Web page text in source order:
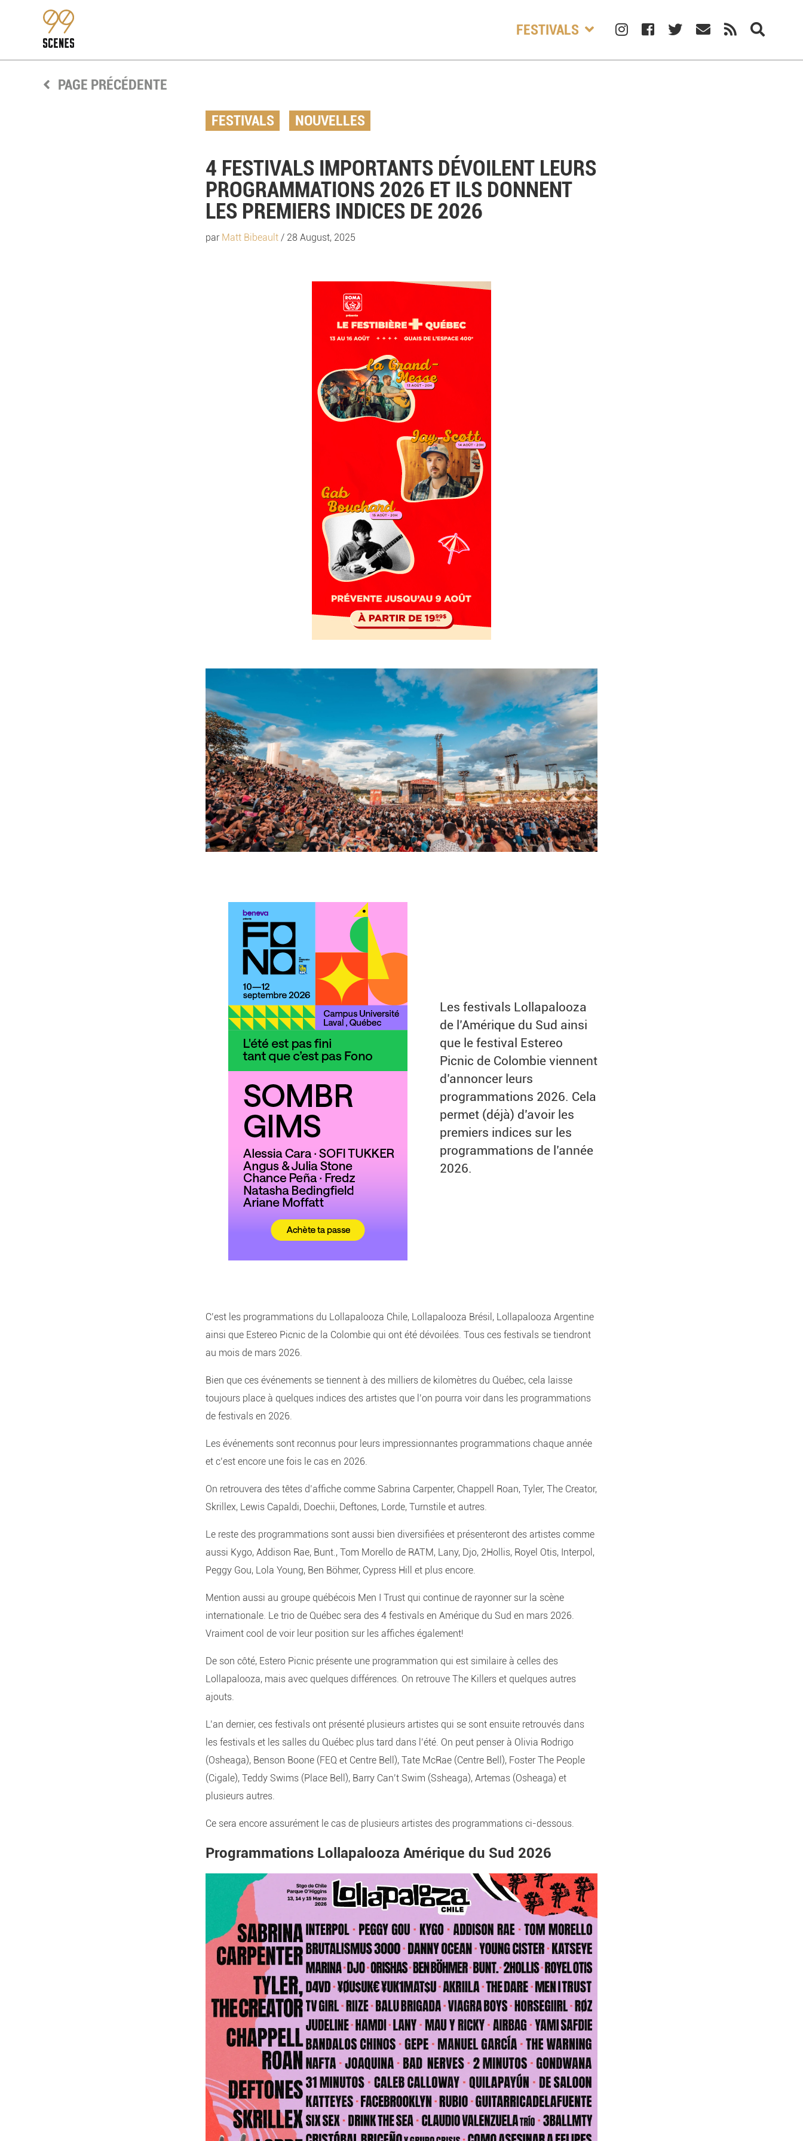
FESTIVALS
PAGE PRÉCÉDENTE
FESTIVALS NOUVELLES
4 FESTIVALS IMPORTANTS DÉVOILENT LEURS
PROGRAMMATIONS 2026 ET ILS DONNENT
LES PREMIERS INDICES DE 2026
par Matt Bibeault / 28 August, 2025
Les festivals Lollapalooza
de l’Amérique du Sud ainsi
que le festival Estereo
Picnic de Colombie viennent
d’annoncer leurs
programmations 2026. Cela
permet (déjà) d’avoir les
premiers indices sur les
programmations de l’année
2026.
C’est les programmations du Lollapalooza Chile, Lollapalooza Brésil, Lollapalooza Argentine
ainsi que Estereo Picnic de la Colombie qui ont été dévoilées. Tous ces festivals se tiendront
au mois de mars 2026.
Bien que ces événements se tiennent à des milliers de kilomètres du Québec, cela laisse
toujours place à quelques indices des artistes que l’on pourra voir dans les programmations
de festivals en 2026.
Les événements sont reconnus pour leurs impressionnantes programmations chaque année
et c’est encore une fois le cas en 2026.
On retrouvera des têtes d’affiche comme Sabrina Carpenter, Chappell Roan, Tyler, The Creator,
Skrillex, Lewis Capaldi, Doechii, Deftones, Lorde, Turnstile et autres.
Le reste des programmations sont aussi bien diversifiées et présenteront des artistes comme
aussi Kygo, Addison Rae, Bunt., Tom Morello de RATM, Lany, Djo, 2Hollis, Royel Otis, Interpol,
Peggy Gou, Lola Young, Ben Böhmer, Cypress Hill et plus encore.
Mention aussi au groupe québécois Men I Trust qui continue de rayonner sur la scène
internationale. Le trio de Québec sera des 4 festivals en Amérique du Sud en mars 2026.
Vraiment cool de voir leur position sur les affiches également!
De son côté, Estero Picnic présente une programmation qui est similaire à celles des
Lollapalooza, mais avec quelques différences. On retrouve The Killers et quelques autres
ajouts.
L’an dernier, ces festivals ont présenté plusieurs artistes qui se sont ensuite retrouvés dans
les festivals et les salles du Québec plus tard dans l’été. On peut penser à Olivia Rodrigo
(Osheaga), Benson Boone (FEQ et Centre Bell), Tate McRae (Centre Bell), Foster The People
(Cigale), Teddy Swims (Place Bell), Barry Can’t Swim (Ssheaga), Artemas (Osheaga) et
plusieurs autres.
Ce sera encore assurément le cas de plusieurs artistes des programmations ci-dessous.
Programmations Lollapalooza Amérique du Sud 2026